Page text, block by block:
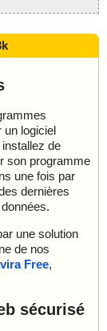
un logiciel
de
son programme
une fois par
dernières
une solution
de nos
Free,
sécurisé